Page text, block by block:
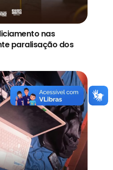
nas
paralisação dos